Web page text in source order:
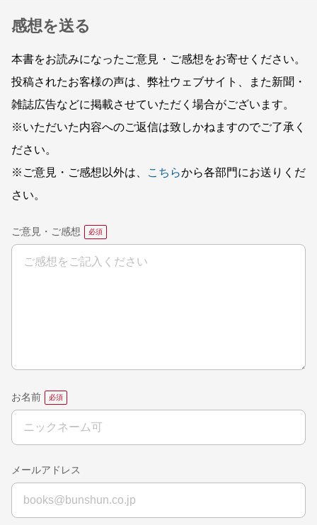
感想を送る
本書をお読みになったご意見・ご感想をお寄せください。
投稿されたお客様の声は、弊社ウェブサイト、また新聞・
雑誌広告などに掲載させていただく場合がございます。
※いただいた内容へのご返信は致しかねますのでご了承く
ださい。
※ご意見・ご感想以外は、
こちらから各部門にお送りくだ
さい。
ご意見・ご感想
お名前
メールアドレス